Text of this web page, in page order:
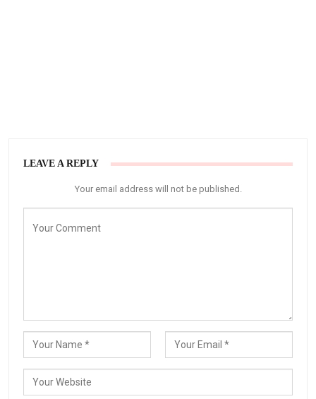
LEAVE A REPLY
Your email address will not be published.